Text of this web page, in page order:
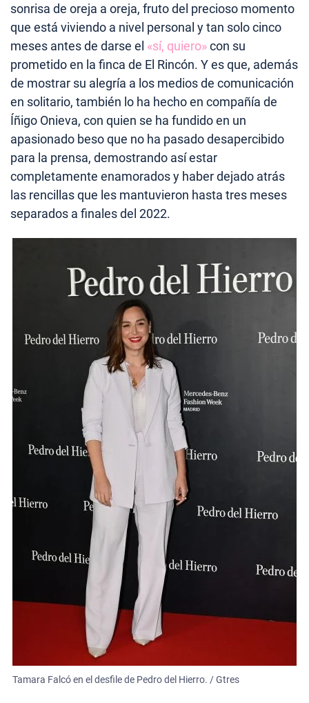
sonrisa de oreja a oreja, fruto del precioso momento
que está viviendo a nivel personal y tan solo cinco
meses antes de darse el «sí, quiero»con su
prometido en la finca de El Rincón. Y es que, además
de mostrar su alegría a los medios de comunicación
en solitario, también lo ha hecho en compañía de
Íñigo Onieva, con quien se ha fundido en un
apasionado beso que no ha pasado desapercibido
para la prensa, demostrando así estar
completamente enamorados y haber dejado atrás
las rencillas que les mantuvieron hasta tres meses
separados a finales del 2022.
Tamara Falcó en el desfile de Pedro del Hierro. / Gtres